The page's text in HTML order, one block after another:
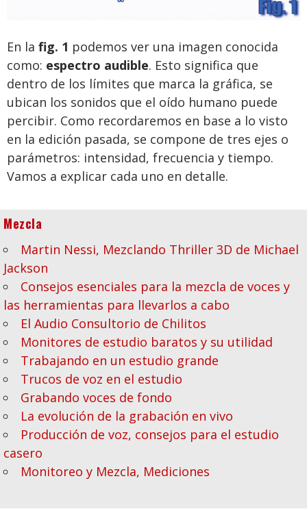
En la fig. 1 podemos ver una imagen conocida
como: espectro audible. Esto significa que
dentro de los límites que marca la gráfica, se
ubican los sonidos que el oído humano puede
percibir. Como recordaremos en base a lo visto
en la edición pasada, se compone de tres ejes o
parámetros: intensidad, frecuencia y tiempo.
Vamos a explicar cada uno en detalle.
Mezcla
Martin Nessi, Mezclando Thriller 3D de Michael
Jackson
Consejos esenciales para la mezcla de voces y
las herramientas para llevarlos a cabo
El Audio Consultorio de Chilitos
Monitores de estudio baratos y su utilidad
Trabajando en un estudio grande
Trucos de voz en el estudio
Grabando voces de fondo
La evolución de la grabación en vivo
Producción de voz, consejos para el estudio
casero
Monitoreo y Mezcla, Mediciones